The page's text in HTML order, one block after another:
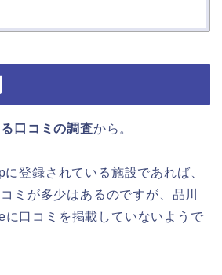
口コミの調査から。
登録されている施設であれば、
ミが多少はあるのですが、品川
に口コミを掲載していないようで